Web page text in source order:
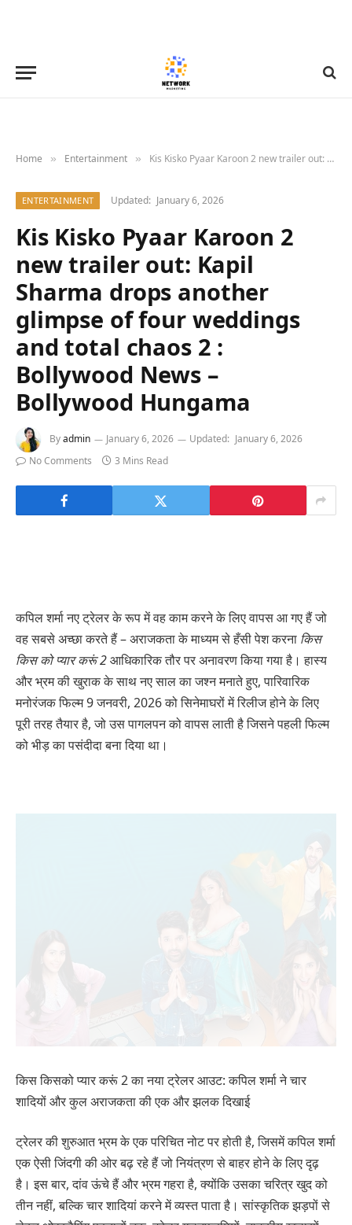
Home » Entertainment » Kis Kisko Pyaar Karoon 2 new trailer out: Kapil Sharma drops another glimpse of four weddings and total chaos 2 : Bollywood News – Bollywood Hungama
ENTERTAINMENT Updated: January 6, 2026
Kis Kisko Pyaar Karoon 2
new trailer out: Kapil
Sharma drops another
glimpse of four weddings
and total chaos 2 :
Bollywood News –
Bollywood Hungama
Byadmin January 6, 2026 Updated: January 6, 2026
No Comments
3 Mins Read
कपिल शर्मा नए ट्रेलर के रूप में वह काम करने के लिए वापस आ गए हैं जो
वह सबसे अच्छा करते हैं – अराजकता के माध्यम से हँसी पेश करना किस
किस को प्यार करूं 2आधिकारिक तौर पर अनावरण किया गया है। हास्य
और भ्रम की खुराक के साथ नए साल का जश्न मनाते हुए, पारिवारिक
मनोरंजक फिल्म 9 जनवरी, 2026 को सिनेमाघरों में रिलीज होने के लिए
पूरी तरह तैयार है, जो उस पागलपन को वापस लाती है जिसने पहली फिल्म
को भीड़ का पसंदीदा बना दिया था।
किस किसको प्यार करूं 2 का नया ट्रेलर आउट: कपिल शर्मा ने चार
शादियों और कुल अराजकता की एक और झलक दिखाई
ट्रेलर की शुरुआत भ्रम के एक परिचित नोट पर होती है, जिसमें कपिल शर्मा
एक ऐसी जिंदगी की ओर बढ़ रहे हैं जो नियंत्रण से बाहर होने के लिए दृढ़
है। इस बार, दांव ऊंचे हैं और भ्रम गहरा है, क्योंकि उसका चरित्र खुद को
तीन नहीं, बल्कि चार शादियां करने में व्यस्त पाता है। सांस्कृतिक झड़पों से